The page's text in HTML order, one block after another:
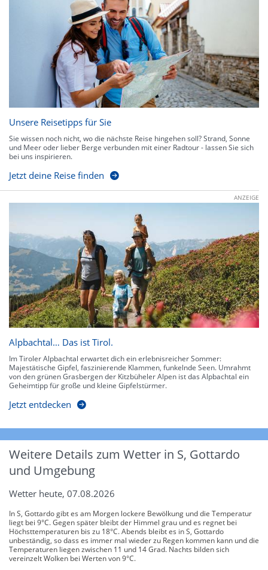
Unsere Reisetipps für Sie
Sie wissen noch nicht, wo die nächste Reise hingehen soll? Strand, Sonne
und Meer oder lieber Berge verbunden mit einer Radtour - lassen Sie sich
bei uns inspirieren.
Jetzt deine Reise finden
ANZEIGE
Alpbachtal… Das ist Tirol.
Im Tiroler Alpbachtal erwartet dich ein erlebnisreicher Sommer:
Majestätische Gipfel, faszinierende Klammen, funkelnde Seen. Umrahmt
von den grünen Grasbergen der Kitzbüheler Alpen ist das Alpbachtal ein
Geheimtipp für große und kleine Gipfelstürmer.
Jetzt entdecken
Weitere Details zum Wetter in S, Gottardo
und Umgebung
Wetter heute, 07.08.2026
In S, Gottardo gibt es am Morgen lockere Bewölkung und die Temperatur
liegt bei 9°C. Gegen später bleibt der Himmel grau und es regnet bei
Höchsttemperaturen bis zu 18°C. Abends bleibt es in S, Gottardo
unbeständig, so dass es immer mal wieder zu Regen kommen kann und die
Temperaturen liegen zwischen 11 und 14 Grad. Nachts bilden sich
vereinzelt Wolken bei Werten von 9°C.